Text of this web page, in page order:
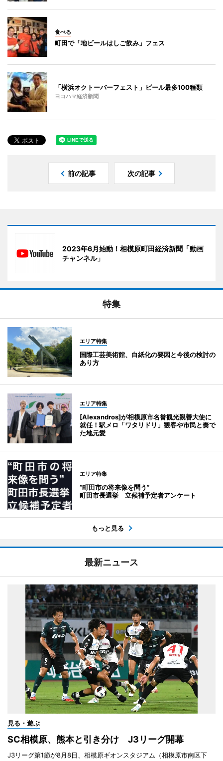
食べる
町田で「地ビールはしご飲み」フェス
「横浜オクトーバーフェスト」ビール最多100種類
ヨコハマ経済新聞
前の記事 次の記事
2023年6月始動！相模原町田経済新聞「動画
チャンネル」
特集
エリア特集
国際工芸美術館、白紙化の要因と今後の検討の
あり方
エリア特集
[Alexandros]が相模原市名誉観光親善大使に
就任！駅メロ「ワタリドリ」観客や市民と奏で
た地元愛
エリア特集
“町田市の将来像を問う”
町田市長選挙 立候補予定者アンケート
もっと見る
最新ニュース
見る・遊ぶ
SC相模原、熊本と引き分け J3リーグ開幕
J3リーグ第1節が8月8日、相模原ギオンスタジアム（相模原市南区下